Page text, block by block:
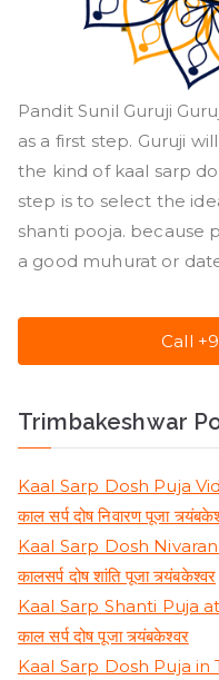
Pandit Sunil Guruji
as a first step. Guruji
the kind of kaal sarp
step is to select the
shanti pooja. because
a good muhurat or
Call
Trimbakeshwar
Kaal Sarp Dosh Puja
काल सर्प दोष निवारण पूजा
Kaal Sarp Dosh
कालसर्प दोष शांति पूजा त्र्यंबकेश्वर
Kaal Sarp Shanti Puja
काल सर्प दोष पूजा त्र्यंबकेश्वर
Kaal Sarp Dosh Puja